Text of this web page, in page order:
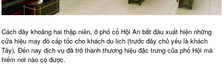
Cách đây khoảng hai thập niên, ở phố cổ Hội An bắt đầu xuất hiện những
cửa hiệu may đồ cấp tốc cho khách du lịch (trước đây chủ yếu là khách
Tây). Đến nay dịch vụ đã trở thành thương hiệu đặc trưng của phố Hội mà
hiếm nơi nào có được.